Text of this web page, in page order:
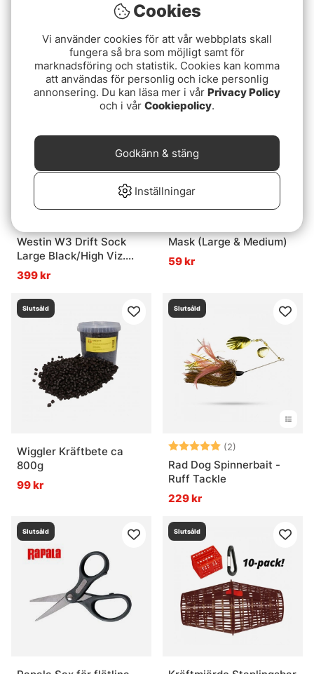
4.0 utav 5 stjärnor
Flytlinor kräftmjärdelina
100m
fr. 125 kr
Kräftbete ca. 350gr
59 kr
Slutsåld
Westin W3 Drift Sock
Large Black/High Viz.
Yellow
399 kr
Slutsåld
Mask (Large & Medium)
59 kr
Slutsåld
Wiggler Kräftbete ca
800g
99 kr
Slutsåld
Betyg: (2)
Rad Dog Spinnerbait -
Ruff Tackle
229 kr
Slutsåld Slutsåld
Cookies
Vi använder cookies för att vår webbplats skall
fungera så bra som möjligt samt för
marknadsföring och statistik. Cookies kan komma
att användas för personlig och icke personlig
annonsering. Du kan läsa mer i vår Privacy Policy
och i vår Cookiepolicy.
Inställningar
Godkänn & stäng